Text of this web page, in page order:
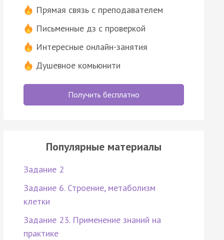
Прямая связь с преподавателем
Письменные дз с проверкой
Интересные онлайн-занятия
Душевное комьюнити
Получить бесплатно
Популярные материалы
Задание 2
Задание 6. Строение, метаболизм
клетки
Задание 23. Применение знаний на
практике